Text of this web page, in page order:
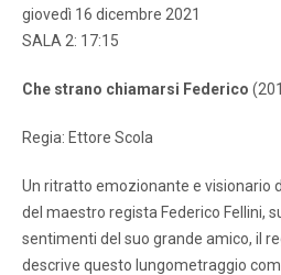
giovedì 16 dicembre 2021
SALA 2: 17:15
Che strano chiamarsi Federico
Regia: Ettore Scola
Un ritratto emozionante e visionario
del maestro regista Federico Fellini,
sentimenti del suo grande amico, il
descrive questo lungometraggio